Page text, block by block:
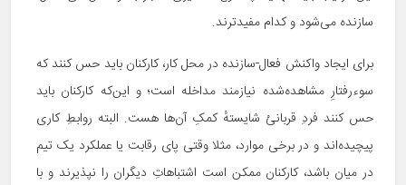
سازنده می‌شود و کدام مفیدترند.
برای ایجاد واکنش فعال-سازنده در محل کار، کارکنان باید حس کنند که
سوءرفتارِ مشاهده‌شده نیازمند مداخله است؛ و این‌که کارکنان باید
حس کنند فردِ قربانیْ شایستهٔ کمکِ آن‌ها هست. البته روابطِ کاری
پیچیده‌اند و در برخی موارد، مثلا وقتی پای رقابت یا عملکرد یک تیم
در میان باشد، کارکنان ممکن است اشتباهاتِ دیگران را نپذیرند و با